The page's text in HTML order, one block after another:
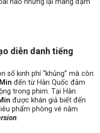
diễn danh tiếng
số kinh phí “khủng” mà còn
đến từ Hàn Quốc đảm
trong phim. Tại Hàn
được khán giả biết đến
phẩm phòng vé năm
.